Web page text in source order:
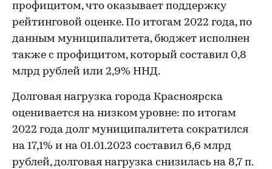
профицитом, что оказывает поддержку
рейтинговой оценке. По итогам 2022 года, по
данным муниципалитета, бюджет исполнен
также с профицитом, который составил 0,8
млрд рублей или 2,9% ННД.
Долговая нагрузка города Красноярска
оценивается на низком уровне: по итогам
2022 года долг муниципалитета сократился
на 17,1% и на 01.01.2023 составил 6,6 млрд
рублей, долговая нагрузка снизилась на 8,7 п.